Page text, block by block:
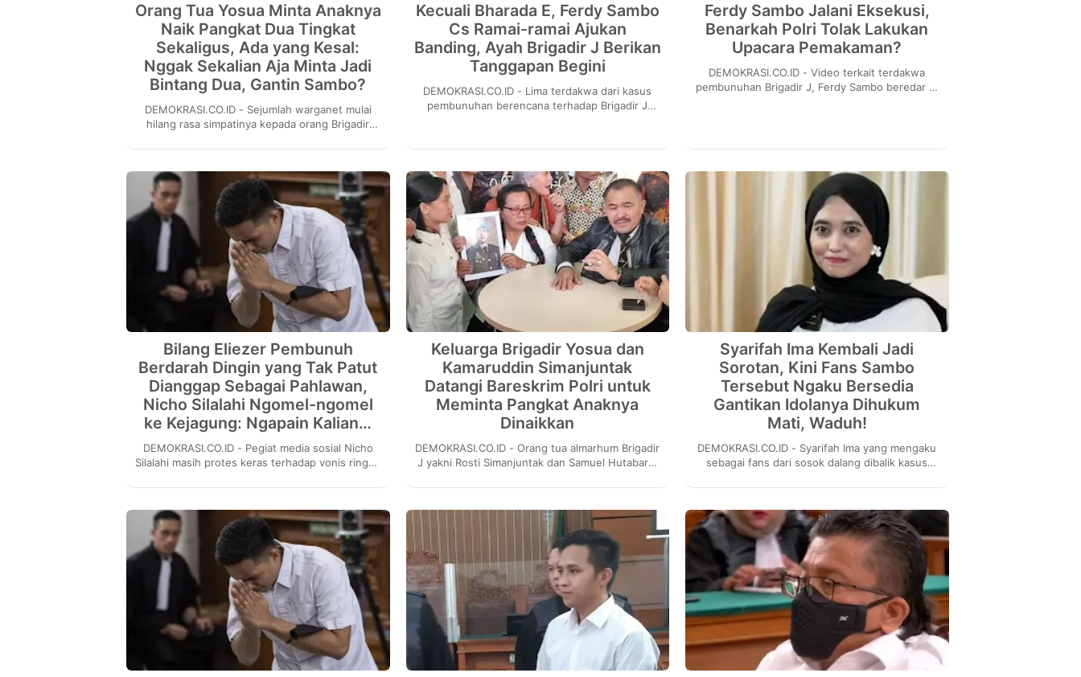
Orang Tua Yosua Minta Anaknya
Naik Pangkat Dua Tingkat
Sekaligus, Ada yang Kesal:
Nggak Sekalian Aja Minta Jadi
Bintang Dua, Gantin Sambo?
DEMOKRASI.CO.ID - Sejumlah warganet mulai
hilang rasa simpatinya kepada orang Brigadir
dan Ro...
Kecuali Bharada E, Ferdy Sambo
Cs Ramai-ramai Ajukan
Banding, Ayah Brigadir J Berikan
Tanggapan Begini
DEMOKRASI.CO.ID - Lima terdakwa dari kasus
pembunuhan berencana terhadap Brigadir J
Ferdy Sambo Jalani Eksekusi,
Benarkah Polri Tolak Lakukan
Upacara Pemakaman?
DEMOKRASI.CO.ID - Video terkait terdakwa
pembunuhan Brigadir J, Ferdy Sambo beredar di
Bilang Eliezer Pembunuh
Berdarah Dingin yang Tak Patut
Dianggap Sebagai Pahlawan,
Nicho Silalahi Ngomel-ngomel
ke Kejagung: Ngapain Kalian…
DEMOKRASI.CO.ID - Pegiat media sosial Nicho
Silalahi masih protes keras terhadap vonis ringan
berencana...
Keluarga Brigadir Yosua dan
Kamaruddin Simanjuntak
Datangi Bareskrim Polri untuk
Meminta Pangkat Anaknya
Dinaikkan
DEMOKRASI.CO.ID - Orang tua almarhum Brigadir
J yakni Rosti Simanjuntak dan Samuel Hutabarat
Syarifah Ima Kembali Jadi
Sorotan, Kini Fans Sambo
Tersebut Ngaku Bersedia
Gantikan Idolanya Dihukum
Mati, Waduh!
DEMOKRASI.CO.ID - Syarifah Ima yang mengaku
sebagai fans dari sosok dalang dibalik kasus
yakni Fer...